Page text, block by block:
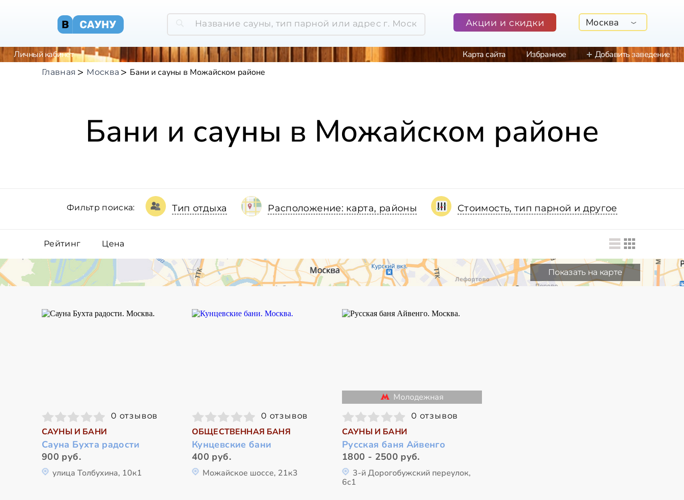
Акции и скидки Москва
Личный кабинет Карта сайта Избранное Добавить заведение
Главная Москва Бани и сауны в Можайском районе
Бани и сауны в Можайском районе
Фильтр поиска: Тип отдыха Расположение: карта, районы Стоимость, тип парной и другое
Рейтинг Цена
Показать на карте
0 отзывов
САУНЫ И БАНИ
Сауна Бухта радости
900 руб.
улица Толбухина, 10к1
0 отзывов
ОБЩЕСТВЕННАЯ БАНЯ
Кунцевские бани
400 руб.
Можайское шоссе, 21к3
Молодежная
0 отзывов
САУНЫ И БАНИ
Русская баня Айвенго
1800 - 2500 руб.
3-й Дорогобужский переулок,
6с1